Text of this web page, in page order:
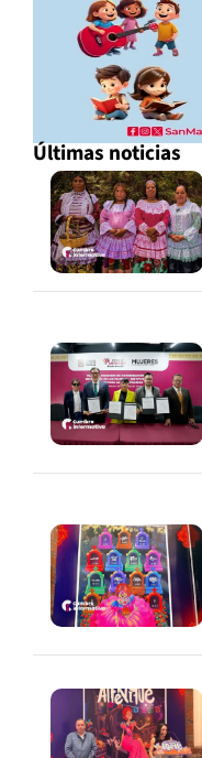
Últimas noticias